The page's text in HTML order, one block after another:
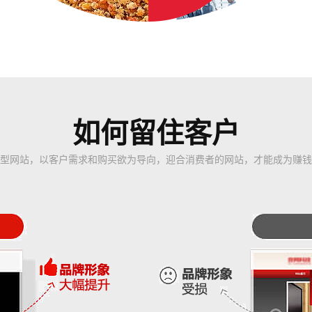
如何留住客户
网站，以客户需求和购买欲为导向，迎合消费者的网站，才能成为赚